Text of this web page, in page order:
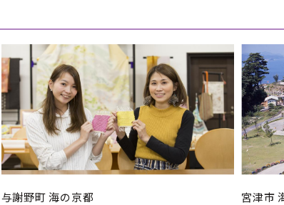
11:55〜 箱詰め、終了/解散 金・土・
日・祝 ※要予約
朝の部
午後の
※天候
性があ
の調整
場合
ール・
いを済
②ライ
達 ③出
与謝野町 海の京都 宮津市